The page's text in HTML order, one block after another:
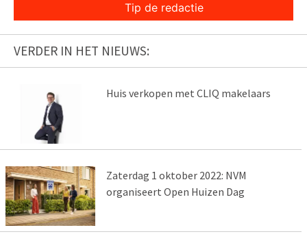
Tip de redactie
VERDER IN HET NIEUWS:
Huis verkopen met CLIQ makelaars
Zaterdag 1 oktober 2022: NVM
organiseert Open Huizen Dag